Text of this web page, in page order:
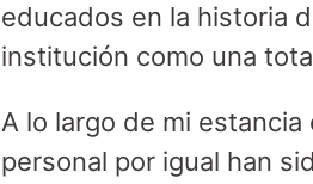
educados en la historia
institución como una
A lo largo de mi
personal por igual han